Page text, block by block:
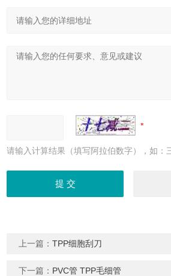
请输入计算结果（填写阿拉伯数字），如：
上一篇：TPP细胞刮刀
下一篇： PVC管 TPP毛细管